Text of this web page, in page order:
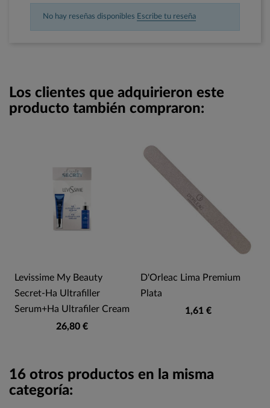
No hay reseñas disponibles Escribe tu reseña
Los clientes que adquirieron este
producto también compraron:
Levissime My Beauty
Secret-Ha Ultrafiller
Serum+Ha Ultrafiler Cream
26,80 €
D'Orleac Lima Premium
Plata
1,61 €
16 otros productos en la misma
categoría: